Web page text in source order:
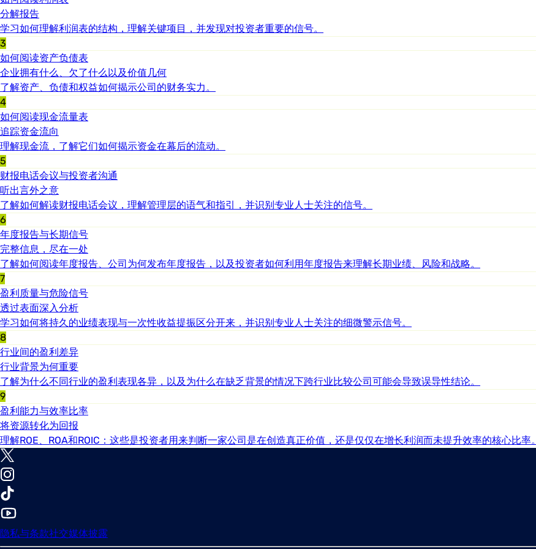
分解报告
学习如何理解利润表的结构，理解关键项目，并发现对投资者重要的信号。
3
如何阅读资产负债表
企业拥有什么、欠了什么以及价值几何
了解资产、负债和权益如何揭示公司的财务实力。
4
如何阅读现金流量表
追踪资金流向
理解现金流，了解它们如何揭示资金在幕后的流动。
5
财报电话会议与投资者沟通
听出言外之意
了解如何解读财报电话会议，理解管理层的语气和指引，并识别专业人士关注的信号。
6
年度报告与长期信号
完整信息，尽在一处
了解如何阅读年度报告、公司为何发布年度报告，以及投资者如何利用年度报告来理解长期业绩、风险和战略。
7
盈利质量与危险信号
透过表面深入分析
学习如何将持久的业绩表现与一次性收益提振区分开来，并识别专业人士关注的细微警示信号。
8
行业间的盈利差异
行业背景为何重要
了解为什么不同行业的盈利表现各异，以及为什么在缺乏背景的情况下跨行业比较公司可能会导致误导性结论。
9
盈利能力与效率比率
将资源转化为回报
理解ROE、ROA和ROIC：这些是投资者用来判断一家公司是在创造真正价值，还是仅仅在增长利润而未提升效率的核心比率。
隐私与条款社交媒体披露